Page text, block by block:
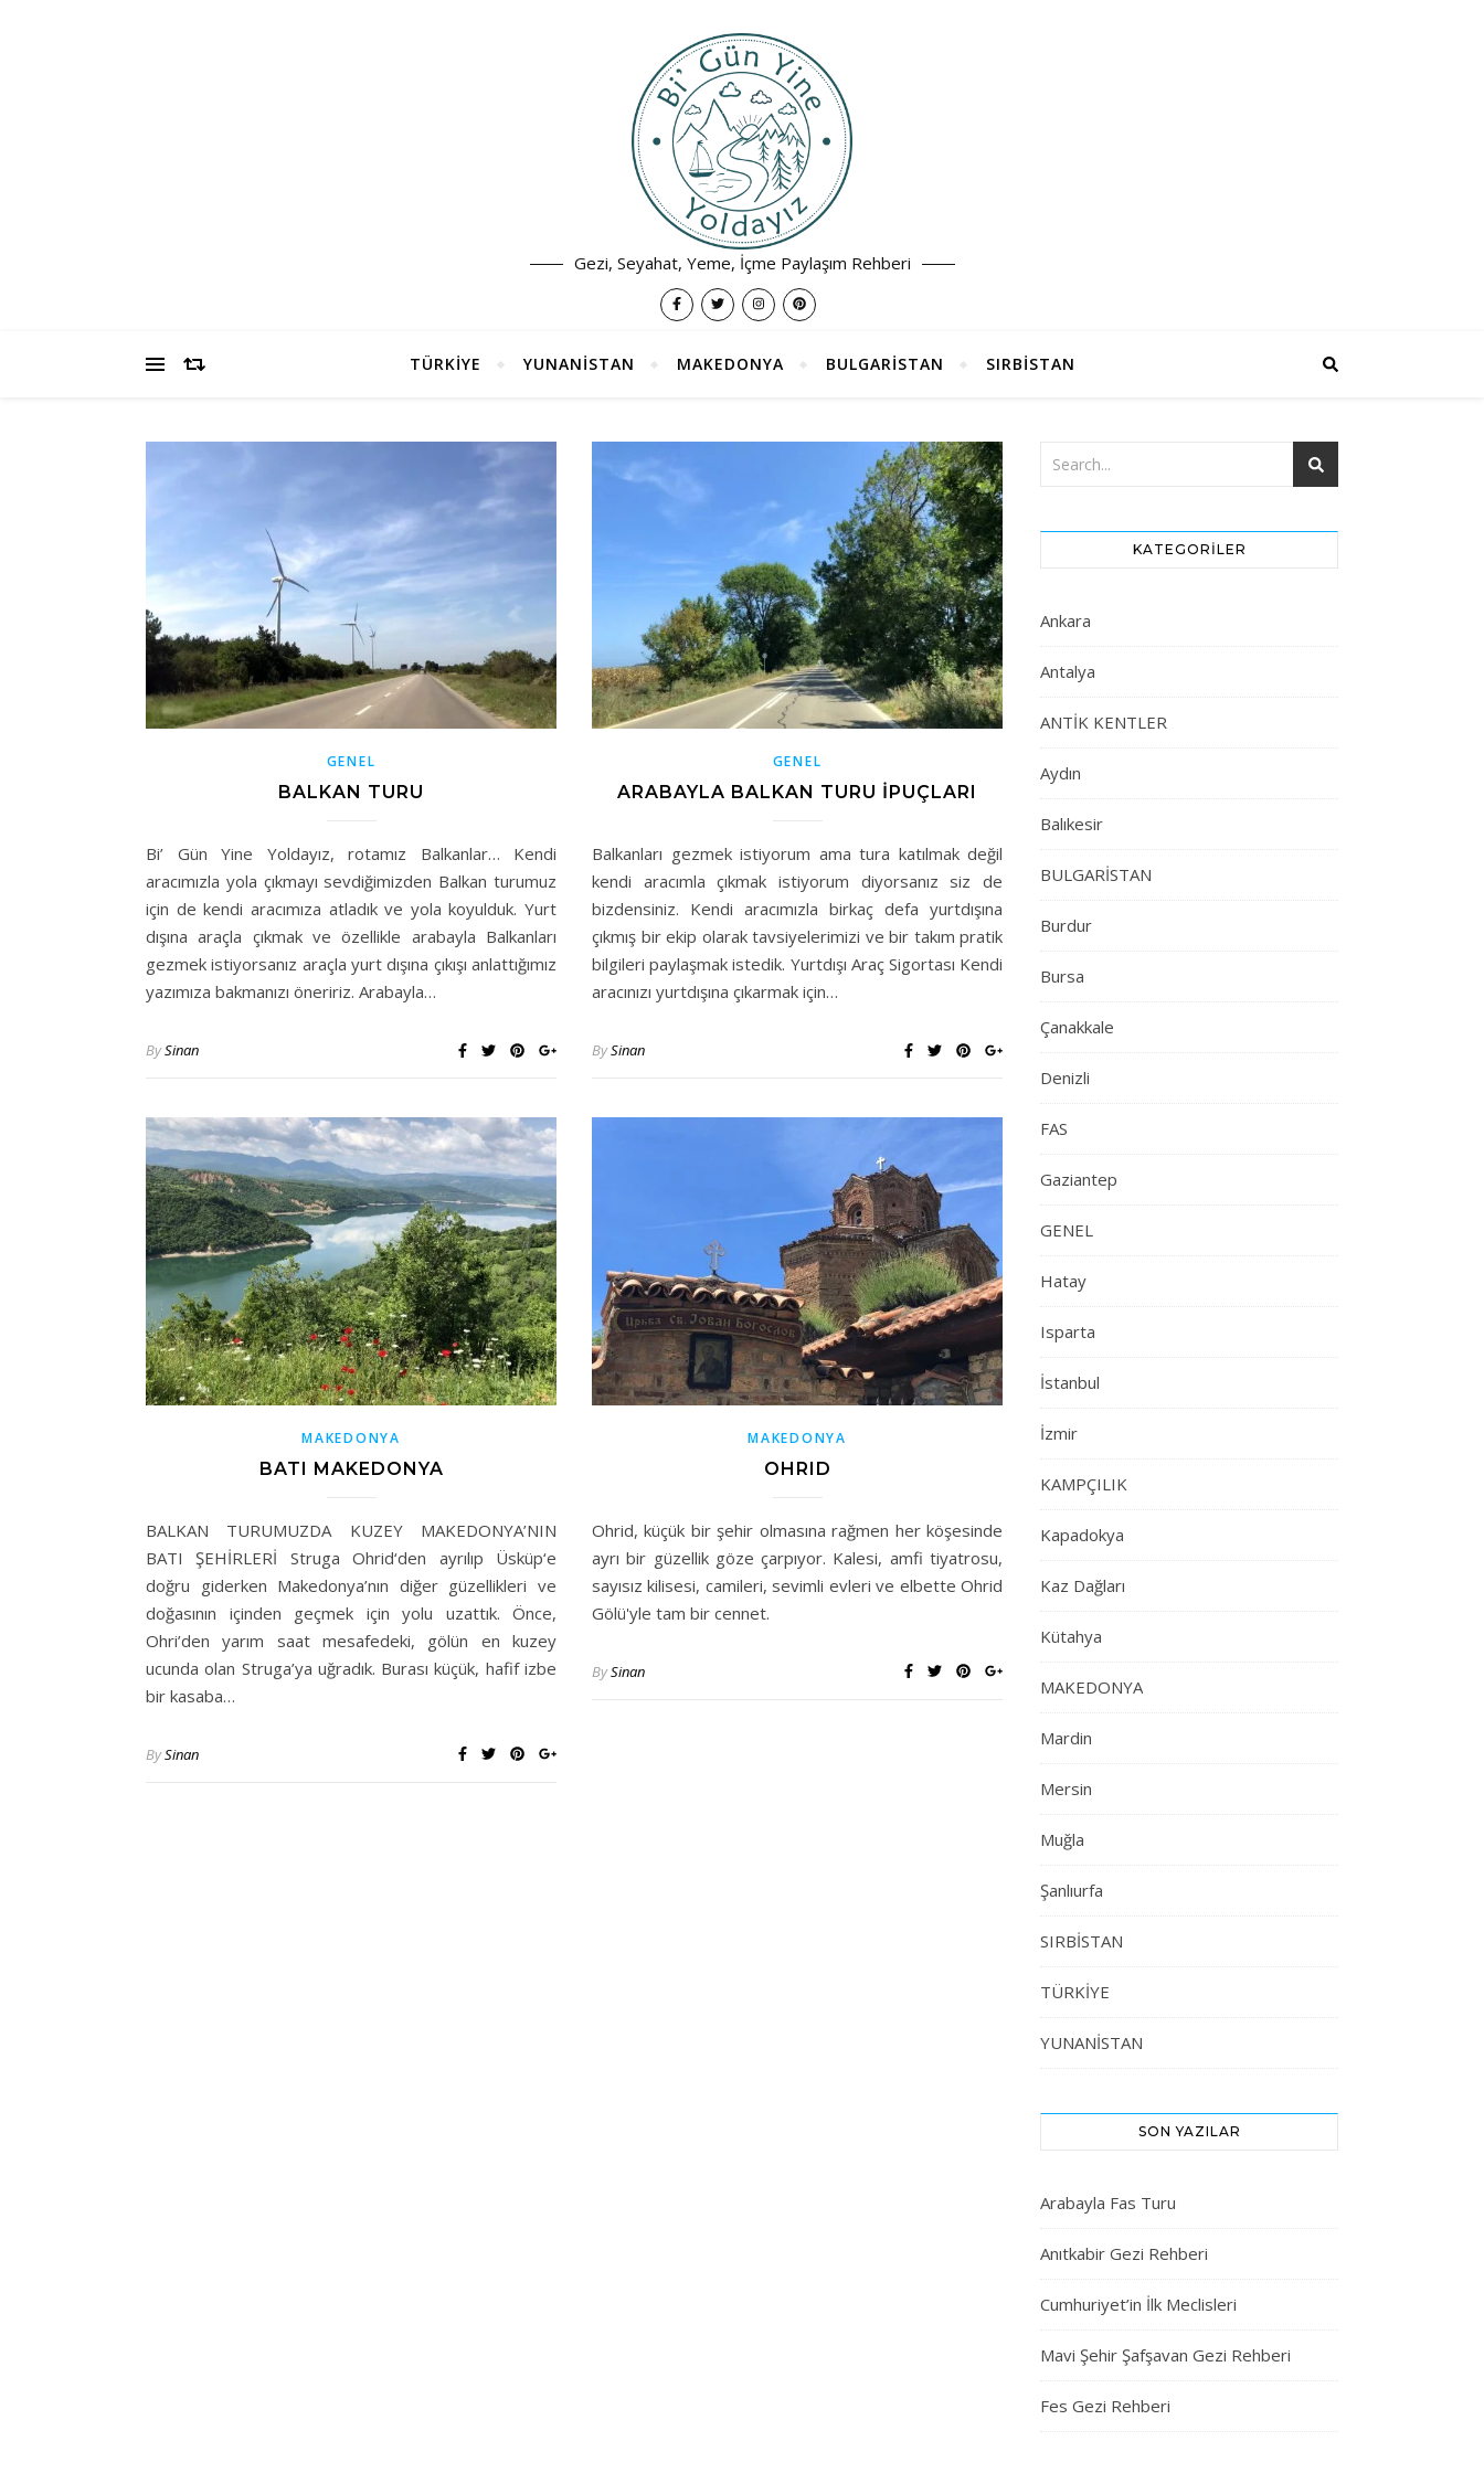
Gezi, Seyahat, Yeme, İçme Paylaşım Rehberi
TÜRKİYE YUNANİSTAN MAKEDONYA BULGARİSTAN SIRBİSTAN
GENEL
BALKAN TURU
Bi’ Gün Yine Yoldayız, rotamız Balkanlar… Kendi
aracımızla yola çıkmayı sevdiğimizden Balkan turumuz
için de kendi aracımıza atladık ve yola koyulduk. Yurt
dışına araçla çıkmak ve özellikle arabayla Balkanları
gezmek istiyorsanız araçla yurt dışına çıkışı anlattığımız
yazımıza bakmanızı öneririz. Arabayla…
BySinan
GENEL
ARABAYLA BALKAN TURU İPUÇLARI
Balkanları gezmek istiyorum ama tura katılmak değil
kendi aracımla çıkmak istiyorum diyorsanız siz de
bizdensiniz. Kendi aracımızla birkaç defa yurtdışına
çıkmış bir ekip olarak tavsiyelerimizi ve bir takım pratik
bilgileri paylaşmak istedik. Yurtdışı Araç Sigortası Kendi
aracınızı yurtdışına çıkarmak için…
BySinan
MAKEDONYA
BATI MAKEDONYA
BALKAN TURUMUZDA KUZEY MAKEDONYA’NIN
BATI ŞEHİRLERİ Struga Ohrid‘den ayrılıp Üsküp‘e
doğru giderken Makedonya’nın diğer güzellikleri ve
doğasının içinden geçmek için yolu uzattık. Önce,
Ohri’den yarım saat mesafedeki, gölün en kuzey
ucunda olan Struga’ya uğradık. Burası küçük, hafif izbe
bir kasaba…
BySinan
MAKEDONYA
OHRID
Ohrid, küçük bir şehir olmasına rağmen her köşesinde
ayrı bir güzellik göze çarpıyor. Kalesi, amfi tiyatrosu,
sayısız kilisesi, camileri, sevimli evleri ve elbette Ohrid
Gölü'yle tam bir cennet.
BySinan
KATEGORILER
Ankara
Antalya
ANTİK KENTLER
Aydın
Balıkesir
BULGARİSTAN
Burdur
Bursa
Çanakkale
Denizli
FAS
Gaziantep
GENEL
Hatay
Isparta
İstanbul
İzmir
KAMPÇILIK
Kapadokya
Kaz Dağları
Kütahya
MAKEDONYA
Mardin
Mersin
Muğla
Şanlıurfa
SIRBİSTAN
TÜRKİYE
YUNANİSTAN
SON YAZILAR
Arabayla Fas Turu
Anıtkabir Gezi Rehberi
Cumhuriyet’in İlk Meclisleri
Mavi Şehir Şafşavan Gezi Rehberi
Fes Gezi Rehberi